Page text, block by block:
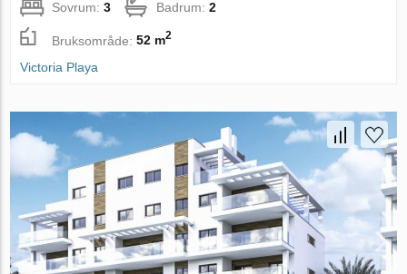
Sovrum:3 Badrum:2
Bruksområde:52 m2
Victoria Playa